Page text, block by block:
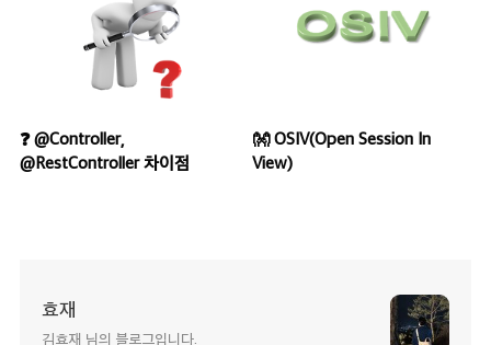
❓ @Controller,
@RestController 차이점
👐 OSIV(Open Session In
View)
효재
김효재 님의 블로그입니다.